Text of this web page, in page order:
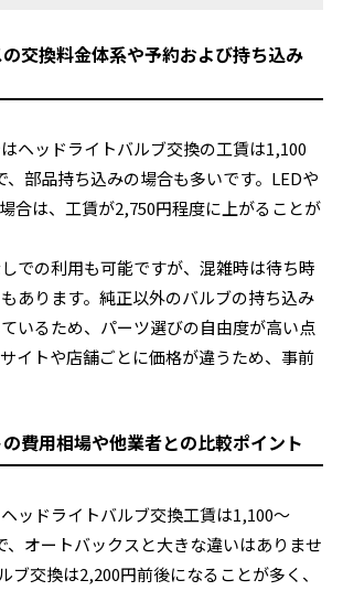
交換料金体系や予約および持ち込み
ヘッドライトバルブ交換の工賃は1,100
、部品持ち込みの場合も多いです。LEDや
合は、工賃が2,750円程度に上がることが
での利用も可能ですが、混雑時は待ち時
あります。純正以外のバルブの持ち込み
いるため、パーツ選びの自由度が高い点
イトや店舗ごとに価格が違うため、事前
費用相場や他業者との比較ポイント
ッドライトバルブ交換工賃は1,100～
、オートバックスと大きな違いはありませ
ブ交換は2,200円前後になることが多く、